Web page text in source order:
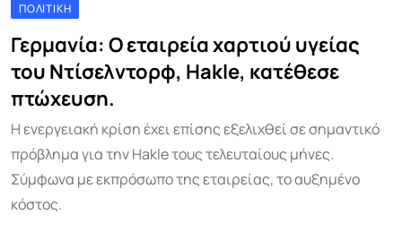
ΠΟΛΙΤΙΚΉ
Γερμανία: Ο εταιρεία χαρτιού υγείας
του Ντίσελντορφ, Hakle, κατέθεσε
πτώχευση.
Η ενεργειακή κρίση έχει επίσης εξελιχθεί σε σημαντικό
πρόβλημα για την Hakle τους τελευταίους μήνες.
Σύμφωνα με εκπρόσωπο της εταιρείας, το αυξημένο
κόστος.